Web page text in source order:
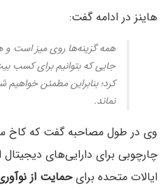
هاینز در ادامه گفت:
همه گزینه‌ها روی میز است و
جایی که بتوانیم برای کسب
کرد؛ ​​بنابراین مطمئن
نماند.
وی در طول مصاحبه گفت که کاخ
چارچوبی برای دارایی‌های
ایالات متحده برایحمایت از